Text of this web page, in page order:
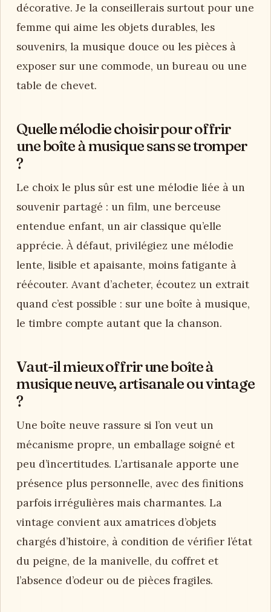
décorative. Je la conseillerais surtout pour une
femme qui aime les objets durables, les
souvenirs, la musique douce ou les pièces à
exposer sur une commode, un bureau ou une
table de chevet.
Quelle mélodie choisir pour offrir
une boîte à musique sans se tromper
?
Le choix le plus sûr est une mélodie liée à un
souvenir partagé : un film, une berceuse
entendue enfant, un air classique qu’elle
apprécie. À défaut, privilégiez une mélodie
lente, lisible et apaisante, moins fatigante à
réécouter. Avant d’acheter, écoutez un extrait
quand c’est possible : sur une boîte à musique,
le timbre compte autant que la chanson.
Vaut-il mieux offrir une boîte à
musique neuve, artisanale ou vintage
?
Une boîte neuve rassure si l’on veut un
mécanisme propre, un emballage soigné et
peu d’incertitudes. L’artisanale apporte une
présence plus personnelle, avec des finitions
parfois irrégulières mais charmantes. La
vintage convient aux amatrices d’objets
chargés d’histoire, à condition de vérifier l’état
du peigne, de la manivelle, du coffret et
l’absence d’odeur ou de pièces fragiles.